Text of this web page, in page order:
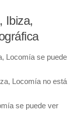
Ibiza,
Locomía se puede
Locomía no está
se puede ver